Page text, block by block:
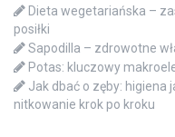
Dieta wegetariańska –
posiłki
Sapodilla – zdrowotne
Potas: kluczowy
Jak dbać o zęby: higiena
nitkowanie krok po kroku